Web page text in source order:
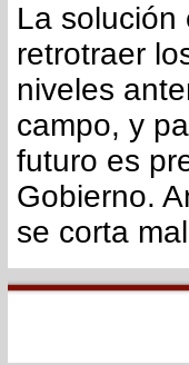
La solución
retrotraer
niveles
campo, y
futuro es
Gobierno.
se corta